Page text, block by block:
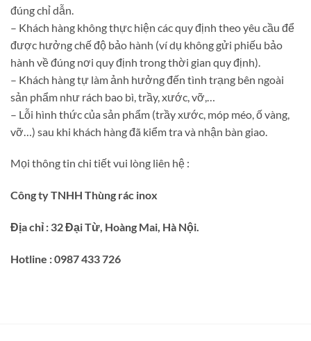
đúng chỉ dẫn.
– Khách hàng không thực hiện các quy định theo yêu cầu để
được hưởng chế độ bảo hành (ví dụ không gửi phiếu bảo
hành về đúng nơi quy định trong thời gian quy định).
– Khách hàng tự làm ảnh hưởng đến tình trạng bên ngoài
sản phẩm như rách bao bì, trầy, xước, vỡ,…
– Lỗi hình thức của sản phẩm (trầy xước, móp méo, ố vàng,
vỡ…) sau khi khách hàng đã kiểm tra và nhận bàn giao.
Mọi thông tin chi tiết vui lòng liên hệ :
Công ty TNHH Thùng rác inox
Địa chỉ : 32 Đại Từ, Hoàng Mai, Hà Nội.
Hotline : 0987 433 726